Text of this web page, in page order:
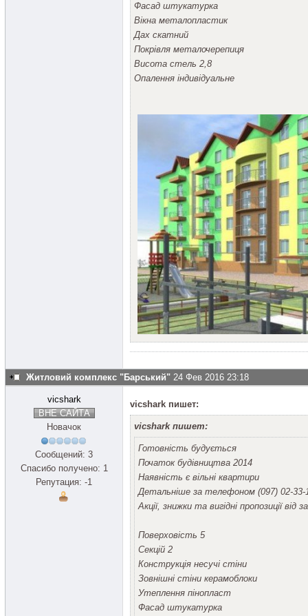
Фасад штукатурка
Вікна металопластик
Дах скатний
Покрівля металочерепиця
Висота стель 2,8
Опалення індивідуальне
Житловий комплекс "Барський" 24 Фев 2016 23:18
vicshark
ВНЕ САЙТА
Новачок
Сообщений: 3
Спасибо получено: 1
Репутация: -1
vicshark пишет:
vicshark пишет:
Готовність будується
Початок будівництва 2014
Наявність є вільні квартири
Детальніше за телефоном (097) 02-33-
Акції, знижки та вигідні пропозиції від
Поверховість 5
Секцій 2
Конструкція несучі стіни
Зовнішні стіни керамоблоки
Утеплення пінопласт
Фасад штукатурка